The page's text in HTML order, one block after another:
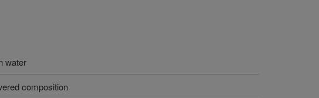
water
composition